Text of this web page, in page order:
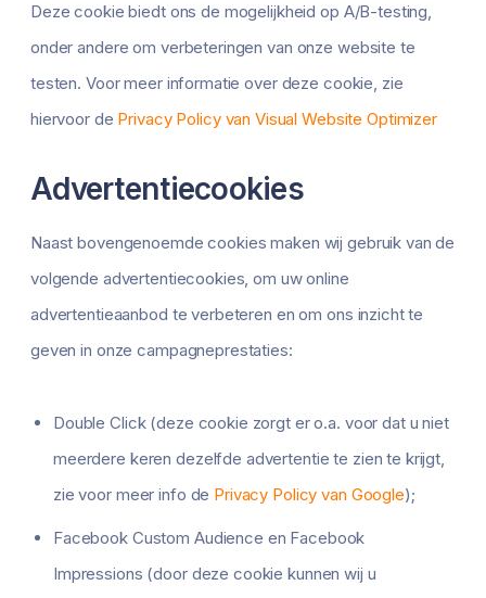
Deze cookie biedt ons de mogelijkheid op A/B-testing,
onder andere om verbeteringen van onze website te
testen. Voor meer informatie over deze cookie, zie
hiervoor de Privacy Policy van Visual Website Optimizer
Advertentiecookies
Naast bovengenoemde cookies maken wij gebruik van de
volgende advertentiecookies, om uw online
advertentieaanbod te verbeteren en om ons inzicht te
geven in onze campagneprestaties:
Double Click (deze cookie zorgt er o.a. voor dat u niet
meerdere keren dezelfde advertentie te zien te krijgt,
zie voor meer info de Privacy Policy van Google);
Facebook Custom Audience en Facebook
Impressions (door deze cookie kunnen wij u